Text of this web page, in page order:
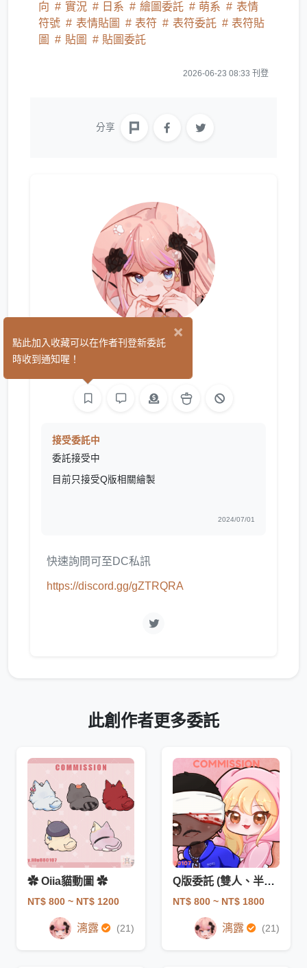
向 實況 日系 繪圖委託 萌系
表情
符號
表情貼圖 表符 表符委託
表符貼
圖
貼圖 貼圖委託
2026-06-23 08:33 刊登
分享
漓露
接受委託中
委託接受中
目前只接受Q版相關繪製
2024/07/01
快速詢問可至DC私訊
https://discord.gg/gZTRQRA
此創作者更多委託
✿ Oiia貓動圖 ✿
NT$ 800 ~ NT$ 1200
漓露 (21)
Q版委託 (雙人、半身、全身)
NT$ 800 ~ NT$ 1800
漓露 (21)
×
點此加入收藏可以在作者刊登新委託
時收到通知喔！